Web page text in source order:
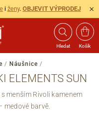
i ženy. OBJEVIT VÝPRODEJ
Hledat Košík
/ Náušnice /
ELEMENTS SUN
menším Rivoli kamenem
medové barvě.